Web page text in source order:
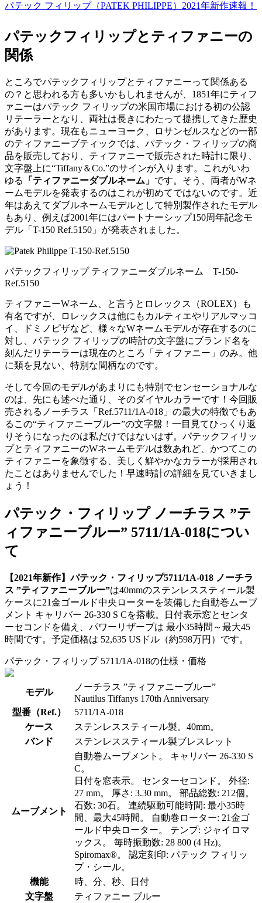
パテック フィリップ（PATEK PHILIPPE）2021年新作速報！
パテックフィリップとティファニーの
関係
ところでパテックフィリップとティファニーって関係ある
の？と思われる方も多いかもしれませんが、1851年にティフ
ァニーはパテック フィリップの米国市場における初の公認
リテーラーとなり、両社は長きにわたって提携してきた歴史
があります。現在もニューヨーク、ロサンゼルスなどの一部
のティファニーブティックでは、パテック・フィリップの商
品を販売しており、ティファニーで販売された時計に限り、
文字盤上に“Tiffany＆Co.”のサインが入ります。これがいわ
ゆる
「ティファニーダブルネーム」 です。そう、両者がWネ
ームモデルを発表するのはこれが初めてではないのです。近
年はあえてダブルネームモデルとして特別製作されたモデル
もあり、例えば2001年にはパートナーシップ150周年記念モ
デル「T-150 Ref.5150」が発表されました。
パテックフィリップ ティファニーダブルネーム T-150-
Ref.5150
ティファニーWネーム、と言うとロレックス（ROLEX）も
有名ですが、ロレックスは他にもカルティエやリアルマッコ
イ、ドミノピザなど、様々なWネームモデルが存在するのに
対し、パテック フィリップの時計の文字盤にブランド名を
刻んだリテーラーは現在のところ「ティファニー」のみ。他
に類を見ない、特別な間柄なのです。
そして今回のモデルがあまりにも特別でセンセーショナルな
のは、先にも述べた通り、そのダイヤルカラーです！今回販
売されるノーチラス「Ref.5711/1A-018」の最大の特徴でもあ
るこの“ティファニーブルー”の文字盤！一目見てひっくり返
りそうになったのは私だけではないはず。パテックフィリッ
プとティファニーのWネームモデルは数あれど、かつてこの
ティファニーを象徴する、美しく鮮やかなカラーが採用され
たことはありませんでした！早速時計の詳細を見ていきまし
ょう！
パテック・フィリップ ノーチラス ”テ
ィファニーブルー” 5711/1A-018につい
て
【2021年新作】パテック・フィリップ5711/1A-018 ノーチラ
ス ”ティファニーブルー”は40mmのステンレススティール製
ケースに21金ゴールド中央ローターを装備した自動巻ムーブ
メント キャリバー 26-330 S Cを搭載。日付表示窓とセンタ
ーセコンドを備え、パワーリザーブは 最小35時間～最大45
時間です。予定価格は 52,635 USドル（約598万円）です。
パテック・フィリップ 5711/1A-018の仕様・価格
モデル
ノーチラス ”ティファニーブルー”
Nautilus Tiffanys 170th Anniversary
型番（Ref.）
5711/1A-018
ケース
ステンレススティール製。40mm。
バンド
ステンレススティール製ブレスレット
ムーブメント
自動巻ムーブメント。 キャリバー 26-330 S
C。
日付を窓表示。 センターセコンド。 外径:
27 mm。 厚さ: 3.30 mm。 部品総数: 212個。
石数: 30石。 連続駆動可能時間: 最小35時
間、最大45時間。 自動巻ローター: 21金ゴ
ールド中央ローター。 テンプ: ジャイロマ
ックス。 毎時振動数: 28 800 (4 Hz)。
Spiromax®。 認定刻印: パテック フィリッ
プ・シール。
機能
時、分、秒、日付
文字盤
ティファニー ブルー